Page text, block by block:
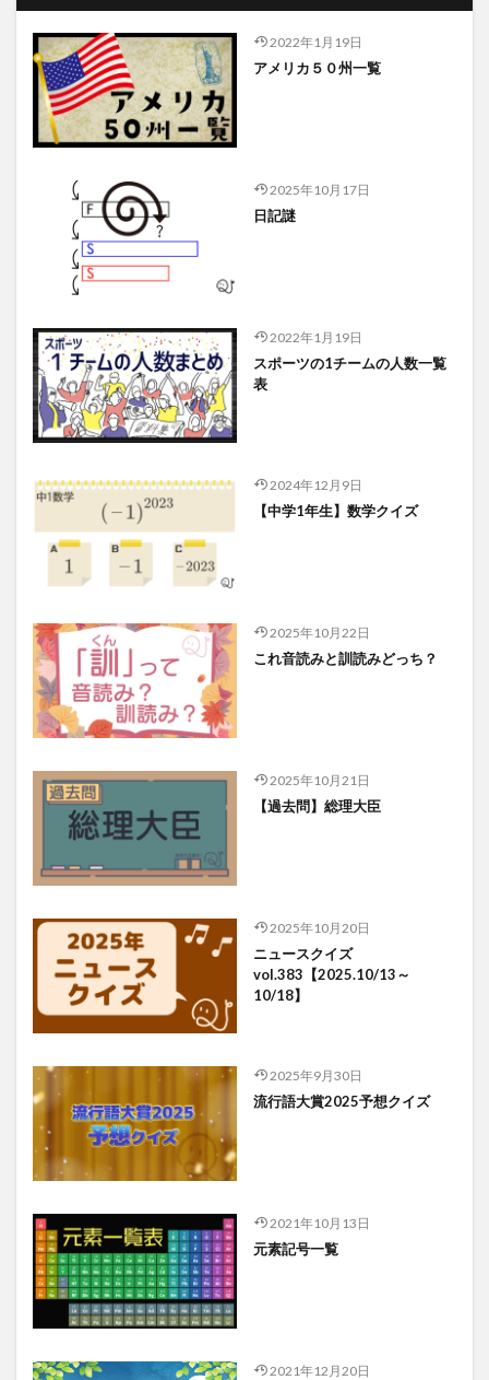
2022年1月19日
アメリカ５０州一覧
2025年10月17日
日記謎
2022年1月19日
スポーツの1チームの人数一覧
表
2024年12月9日
【中学1年生】数学クイズ
2025年10月22日
これ音読みと訓読みどっち？
2025年10月21日
【過去問】総理大臣
2025年10月20日
ニュースクイズ
vol.383【2025.10/13～
10/18】
2025年9月30日
流行語大賞2025予想クイズ
2021年10月13日
元素記号一覧
2021年12月20日